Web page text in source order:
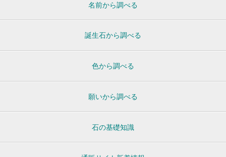
名前から調べる
誕生石から調べる
色から調べる
願いから調べる
石の基礎知識